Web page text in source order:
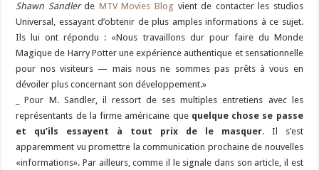
Shawn Sandlerde MTV Movies Blog vient de contacter les studios
Universal, essayant d’obtenir de plus amples informations à ce sujet.
Ils lui ont répondu : «Nous travaillons dur pour faire du Monde
Magique de Harry Potter une expérience authentique et sensationnelle
pour nos visiteurs — mais nous ne sommes pas prêts à vous en
dévoiler plus concernant son développement.»
_ Pour M. Sandler, il ressort de ses multiples entretiens avec les
représentants de la firme américaine que quelque chose se passe
et qu’ils essayent à tout prix de le masquer. Il s’est
apparemment vu promettre la communication prochaine de nouvelles
«informations». Par ailleurs, comme il le signale dans son article, il est